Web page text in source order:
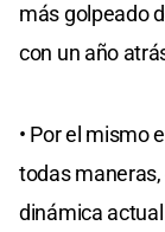
más golpeado
con un año
• Por el mismo
todas
dinámica